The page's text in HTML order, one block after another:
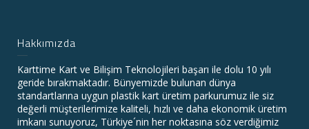
Hakkımızda
Karttime Kart ve Bilişim Teknolojileri başarı ile dolu 10 yılı
geride bırakmaktadır. Bünyemizde bulunan dünya
standartlarına uygun plastik kart üretim parkurumuz ile siz
değerli müşterilerimize kaliteli, hızlı ve daha ekonomik üretim
imkanı sunuyoruz, Türkiye´nin her noktasına söz verdiğimiz